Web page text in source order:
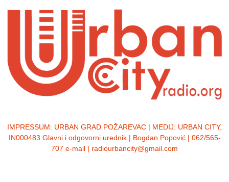
IMPRESSUM: URBAN GRAD POŽAREVAC | MEDIJ: URBAN CITY,
IN000483 Glavni i odgovorni urednik | Bogdan Popović | 062/565-
707 e-mail | radiourbancity@gmail.com